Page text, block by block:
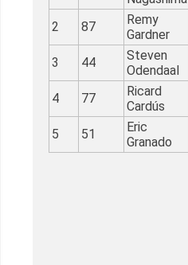
2 87
Remy
Gardner
3 44
Steven
Odendaal
4 77
Ricard
Cardús
5 51
Eric
Granado